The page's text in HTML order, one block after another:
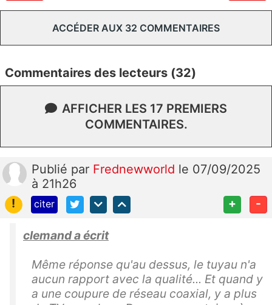
ACCÉDER AUX 32 COMMENTAIRES
Commentaires des lecteurs (32)
AFFICHER LES 17 PREMIERS
COMMENTAIRES.
Publié par Frednewworld le 07/09/2025
à 21h26
!
citer + -
clemand a écrit
Même réponse qu'au dessus, le tuyau n'a
aucun rapport avec la qualité... Et quand y
a une coupure de réseau coaxial, y a plus